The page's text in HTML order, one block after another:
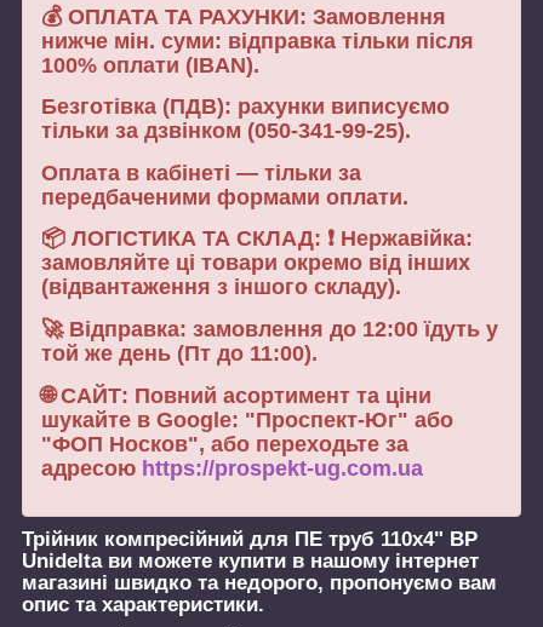
💰 ОПЛАТА ТА РАХУНКИ: Замовлення
нижче мін. суми: відправка тільки після
100% оплати (IBAN).
Безготівка (ПДВ): рахунки виписуємо
тільки за дзвінком (050-341-99-25).
Оплата в кабінеті — тільки за
передбаченими формами оплати.
📦 ЛОГІСТИКА ТА СКЛАД: ❗ Нержавійка:
замовляйте ці товари окремо від інших
(відвантаження з іншого складу).
🚀 Відправка: замовлення до 12:00 їдуть у
той же день (Пт до 11:00).
🌐 САЙТ: Повний асортимент та ціни
шукайте в Google: "Проспект-Юг" або
"ФОП Носков", або переходьте за
адресою https://prospekt-ug.com.ua
Трійник компресійний для ПЕ труб 110х4" ВР
Unideltaви можете купити в нашому інтернет
магазині швидко та недорого, пропонуємо вам
опис та характеристики.